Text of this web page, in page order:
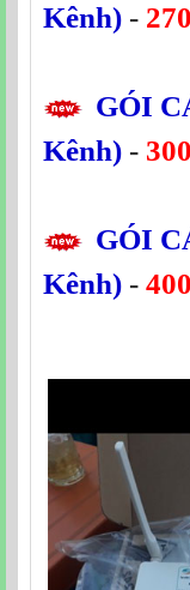
Kênh) -
GÓI
Kênh) -
GÓI
Kênh) -